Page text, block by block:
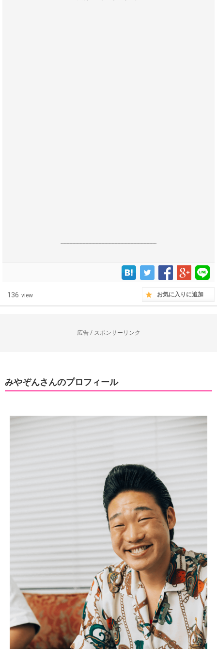
------------------------------------------------------------------
136 view お気に入りに追加
広告 / スポンサーリンク
みやぞんさんのプロフィール